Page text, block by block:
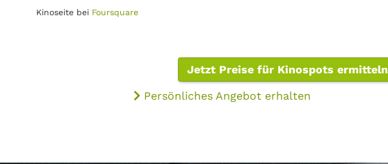
Kinoseite bei Foursquare
Jetzt Preise für Kinospots ermitteln
Persönliches Angebot erhalten